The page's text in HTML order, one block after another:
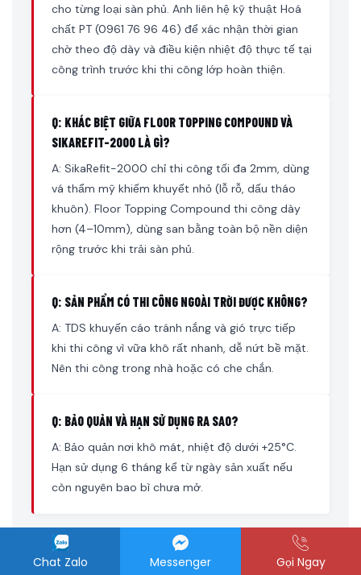
cho từng loại sàn phủ. Anh liên hệ kỹ thuật Hoá
chất PT (0961 76 96 46) để xác nhận thời gian
chờ theo độ dày và điều kiện nhiệt độ thực tế tại
công trình trước khi thi công lớp hoàn thiện.
Q: KHÁC BIỆT GIỮA FLOOR TOPPING COMPOUND VÀ
SIKAREFIT-2000 LÀ GÌ?
A: SikaRefit-2000 chỉ thi công tối đa 2mm, dùng
vá thẩm mỹ khiếm khuyết nhỏ (lỗ rỗ, dấu tháo
khuôn). Floor Topping Compound thi công dày
hơn (4–10mm), dùng san bằng toàn bộ nền diện
rộng trước khi trải sàn phủ.
Q: SẢN PHẨM CÓ THI CÔNG NGOÀI TRỜI ĐƯỢC KHÔNG?
A: TDS khuyến cáo tránh nắng và gió trực tiếp
khi thi công vì vữa khô rất nhanh, dễ nứt bề mặt.
Nên thi công trong nhà hoặc có che chắn.
Q: BẢO QUẢN VÀ HẠN SỬ DỤNG RA SAO?
A: Bảo quản nơi khô mát, nhiệt độ dưới +25°C.
Hạn sử dụng 6 tháng kể từ ngày sản xuất nếu
còn nguyên bao bì chưa mở.
Chat Zalo Messenger Gọi Ngay